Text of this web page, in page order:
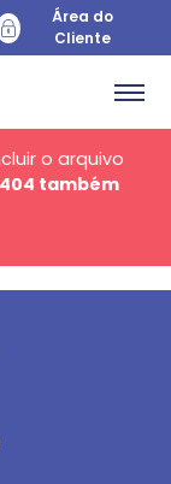
Área do
Cliente
o arquivo
também